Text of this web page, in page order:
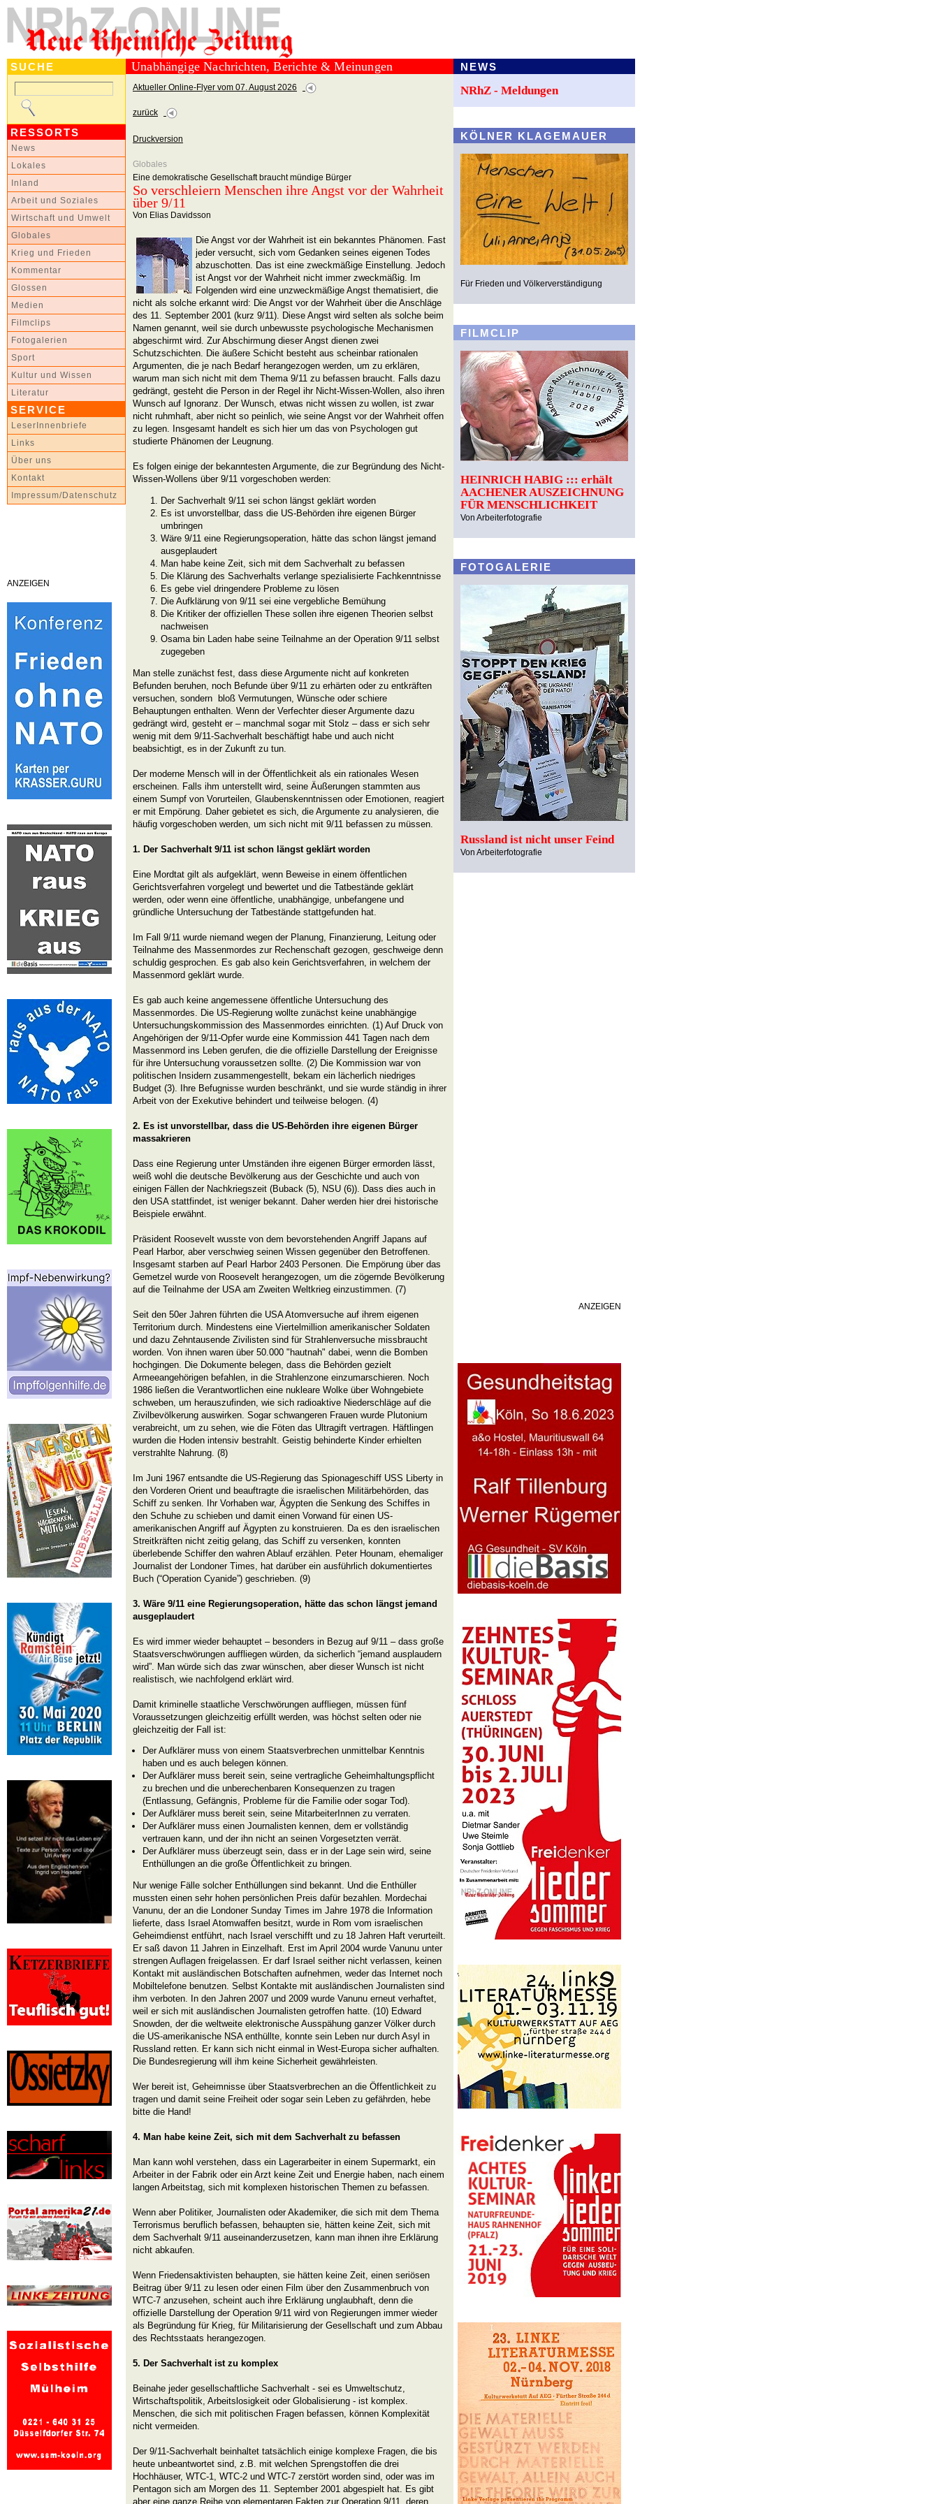
SUCHE
RESSORTS
News
Lokales
Inland
Arbeit und Soziales
Wirtschaft und Umwelt
Globales
Krieg und Frieden
Kommentar
Glossen
Medien
Filmclips
Fotogalerien
Sport
Kultur und Wissen
Literatur
SERVICE
LeserInnenbriefe
Links
Über uns
Kontakt
Impressum/Datenschutz
ANZEIGEN
Unabhängige Nachrichten, Berichte & Meinungen
Aktueller Online-Flyer vom 07. August 2026
zurück
Druckversion
Globales
Eine demokratische Gesellschaft braucht mündige Bürger
So verschleiern Menschen ihre Angst vor der Wahrheit
über 9/11
Von Elias Davidsson
Die Angst vor der Wahrheit ist ein bekanntes Phänomen. Fast
jeder versucht, sich vom Gedanken seines eigenen Todes
abzuschotten. Das ist eine zweckmäßige Einstellung. Jedoch
ist Angst vor der Wahrheit nicht immer zweckmäßig. Im
Folgenden wird eine unzweckmäßige Angst thematisiert, die
nicht als solche erkannt wird: Die Angst vor der Wahrheit über die Anschläge
des 11. September 2001 (kurz 9/11). Diese Angst wird selten als solche beim
Namen genannt, weil sie durch unbewusste psychologische Mechanismen
abgeschirmt wird. Zur Abschirmung dieser Angst dienen zwei
Schutzschichten. Die äußere Schicht besteht aus scheinbar rationalen
Argumenten, die je nach Bedarf herangezogen werden, um zu erklären,
warum man sich nicht mit dem Thema 9/11 zu befassen braucht. Falls dazu
gedrängt, gesteht die Person in der Regel ihr Nicht-Wissen-Wollen, also ihren
Wunsch auf Ignoranz. Der Wunsch, etwas nicht wissen zu wollen, ist zwar
nicht ruhmhaft, aber nicht so peinlich, wie seine Angst vor der Wahrheit offen
zu legen. Insgesamt handelt es sich hier um das von Psychologen gut
studierte Phänomen der Leugnung.
Es folgen einige der bekanntesten Argumente, die zur Begründung des Nicht-
Wissen-Wollens über 9/11 vorgeschoben werden:
Der Sachverhalt 9/11 sei schon längst geklärt worden
Es ist unvorstellbar, dass die US-Behörden ihre eigenen Bürger
umbringen
Wäre 9/11 eine Regierungsoperation, hätte das schon längst jemand
ausgeplaudert
Man habe keine Zeit, sich mit dem Sachverhalt zu befassen
Die Klärung des Sachverhalts verlange spezialisierte Fachkenntnisse
Es gebe viel dringendere Probleme zu lösen
Die Aufklärung von 9/11 sei eine vergebliche Bemühung
Die Kritiker der offiziellen These sollen ihre eigenen Theorien selbst
nachweisen
Osama bin Laden habe seine Teilnahme an der Operation 9/11 selbst
zugegeben
Man stelle zunächst fest, dass diese Argumente nicht auf konkreten
Befunden beruhen, noch Befunde über 9/11 zu erhärten oder zu entkräften
versuchen, sondern bloß Vermutungen, Wünsche oder schiere
Behauptungen enthalten. Wenn der Verfechter dieser Argumente dazu
gedrängt wird, gesteht er – manchmal sogar mit Stolz – dass er sich sehr
wenig mit dem 9/11-Sachverhalt beschäftigt habe und auch nicht
beabsichtigt, es in der Zukunft zu tun.
Der moderne Mensch will in der Öffentlichkeit als ein rationales Wesen
erscheinen. Falls ihm unterstellt wird, seine Äußerungen stammten aus
einem Sumpf von Vorurteilen, Glaubenskenntnissen oder Emotionen, reagiert
er mit Empörung. Daher gebietet es sich, die Argumente zu analysieren, die
häufig vorgeschoben werden, um sich nicht mit 9/11 befassen zu müssen.
1. Der Sachverhalt 9/11 ist schon längst geklärt worden
Eine Mordtat gilt als aufgeklärt, wenn Beweise in einem öffentlichen
Gerichtsverfahren vorgelegt und bewertet und die Tatbestände geklärt
werden, oder wenn eine öffentliche, unabhängige, unbefangene und
gründliche Untersuchung der Tatbestände stattgefunden hat.
Im Fall 9/11 wurde niemand wegen der Planung, Finanzierung, Leitung oder
Teilnahme des Massenmordes zur Rechenschaft gezogen, geschweige denn
schuldig gesprochen. Es gab also kein Gerichtsverfahren, in welchem der
Massenmord geklärt wurde.
Es gab auch keine angemessene öffentliche Untersuchung des
Massenmordes. Die US-Regierung wollte zunächst keine unabhängige
Untersuchungskommission des Massenmordes einrichten. (1) Auf Druck von
Angehörigen der 9/11-Opfer wurde eine Kommission 441 Tagen nach dem
Massenmord ins Leben gerufen, die die offizielle Darstellung der Ereignisse
für ihre Untersuchung voraussetzen sollte. (2) Die Kommission war von
politischen Insidern zusammengestellt, bekam ein lächerlich niedriges
Budget (3). Ihre Befugnisse wurden beschränkt, und sie wurde ständig in ihrer
Arbeit von der Exekutive behindert und teilweise belogen. (4)
2. Es ist unvorstellbar, dass die US-Behörden ihre eigenen Bürger
massakrieren
Dass eine Regierung unter Umständen ihre eigenen Bürger ermorden lässt,
weiß wohl die deutsche Bevölkerung aus der Geschichte und auch von
einigen Fällen der Nachkriegszeit (Buback (5), NSU (6)). Dass dies auch in
den USA stattfindet, ist weniger bekannt. Daher werden hier drei historische
Beispiele erwähnt.
Präsident Roosevelt wusste von dem bevorstehenden Angriff Japans auf
Pearl Harbor, aber verschwieg seinen Wissen gegenüber den Betroffenen.
Insgesamt starben auf Pearl Harbor 2403 Personen. Die Empörung über das
Gemetzel wurde von Roosevelt herangezogen, um die zögernde Bevölkerung
auf die Teilnahme der USA am Zweiten Weltkrieg einzustimmen. (7)
Seit den 50er Jahren führten die USA Atomversuche auf ihrem eigenen
Territorium durch. Mindestens eine Viertelmillion amerikanischer Soldaten
und dazu Zehntausende Zivilisten sind für Strahlenversuche missbraucht
worden. Von ihnen waren über 50.000 "hautnah" dabei, wenn die Bomben
hochgingen. Die Dokumente belegen, dass die Behörden gezielt
Armeeangehörigen befahlen, in die Strahlenzone einzumarschieren. Noch
1986 ließen die Verantwortlichen eine nukleare Wolke über Wohngebiete
schweben, um herauszufinden, wie sich radioaktive Niederschläge auf die
Zivilbevölkerung auswirken. Sogar schwangeren Frauen wurde Plutonium
verabreicht, um zu sehen, wie die Föten das Ultragift vertragen. Häftlingen
wurden die Hoden intensiv bestrahlt. Geistig behinderte Kinder erhielten
verstrahlte Nahrung. (8)
Im Juni 1967 entsandte die US-Regierung das Spionageschiff USS Liberty in
den Vorderen Orient und beauftragte die israelischen Militärbehörden, das
Schiff zu senken. Ihr Vorhaben war, Ägypten die Senkung des Schiffes in
den Schuhe zu schieben und damit einen Vorwand für einen US-
amerikanischen Angriff auf Ägypten zu konstruieren. Da es den israelischen
Streitkräften nicht zeitig gelang, das Schiff zu versenken, konnten
überlebende Schiffer den wahren Ablauf erzählen. Peter Hounam, ehemaliger
Journalist der Londoner Times, hat darüber ein ausführlich dokumentiertes
Buch (“Operation Cyanide”) geschrieben. (9)
3. Wäre 9/11 eine Regierungsoperation, hätte das schon längst jemand
ausgeplaudert
Es wird immer wieder behauptet – besonders in Bezug auf 9/11 – dass große
Staatsverschwörungen auffliegen würden, da sicherlich “jemand ausplaudern
wird”. Man würde sich das zwar wünschen, aber dieser Wunsch ist nicht
realistisch, wie nachfolgend erklärt wird.
Damit kriminelle staatliche Verschwörungen auffliegen, müssen fünf
Voraussetzungen gleichzeitig erfüllt werden, was höchst selten oder nie
gleichzeitig der Fall ist:
Der Aufklärer muss von einem Staatsverbrechen unmittelbar Kenntnis
haben und es auch belegen können.
Der Aufklärer muss bereit sein, seine vertragliche Geheimhaltungspflicht
zu brechen und die unberechenbaren Konsequenzen zu tragen
(Entlassung, Gefängnis, Probleme für die Familie oder sogar Tod).
Der Aufklärer muss bereit sein, seine MitarbeiterInnen zu verraten.
Der Aufklärer muss einen Journalisten kennen, dem er vollständig
vertrauen kann, und der ihn nicht an seinen Vorgesetzten verrät.
Der Aufklärer muss überzeugt sein, dass er in der Lage sein wird, seine
Enthüllungen an die große Öffentlichkeit zu bringen.
Nur wenige Fälle solcher Enthüllungen sind bekannt. Und die Enthüller
mussten einen sehr hohen persönlichen Preis dafür bezahlen. Mordechai
Vanunu, der an die Londoner Sunday Times im Jahre 1978 die Information
lieferte, dass Israel Atomwaffen besitzt, wurde in Rom vom israelischen
Geheimdienst entführt, nach Israel verschifft und zu 18 Jahren Haft verurteilt.
Er saß davon 11 Jahren in Einzelhaft. Erst im April 2004 wurde Vanunu unter
strengen Auflagen freigelassen. Er darf Israel seither nicht verlassen, keinen
Kontakt mit ausländischen Botschaften aufnehmen, weder das Internet noch
Mobiltelefone benutzen. Selbst Kontakte mit ausländischen Journalisten sind
ihm verboten. In den Jahren 2007 und 2009 wurde Vanunu erneut verhaftet,
weil er sich mit ausländischen Journalisten getroffen hatte. (10) Edward
Snowden, der die weltweite elektronische Ausspähung ganzer Völker durch
die US-amerikanische NSA enthüllte, konnte sein Leben nur durch Asyl in
Russland retten. Er kann sich nicht einmal in West-Europa sicher aufhalten.
Die Bundesregierung will ihm keine Sicherheit gewährleisten.
Wer bereit ist, Geheimnisse über Staatsverbrechen an die Öffentlichkeit zu
tragen und damit seine Freiheit oder sogar sein Leben zu gefährden, hebe
bitte die Hand!
4. Man habe keine Zeit, sich mit dem Sachverhalt zu befassen
Man kann wohl verstehen, dass ein Lagerarbeiter in einem Supermarkt, ein
Arbeiter in der Fabrik oder ein Arzt keine Zeit und Energie haben, nach einem
langen Arbeitstag, sich mit komplexen historischen Themen zu befassen.
Wenn aber Politiker, Journalisten oder Akademiker, die sich mit dem Thema
Terrorismus beruflich befassen, behaupten sie, hätten keine Zeit, sich mit
dem Sachverhalt 9/11 auseinanderzusetzen, kann man ihnen ihre Erklärung
nicht abkaufen.
Wenn Friedensaktivisten behaupten, sie hätten keine Zeit, einen seriösen
Beitrag über 9/11 zu lesen oder einen Film über den Zusammenbruch von
WTC-7 anzusehen, scheint auch ihre Erklärung unglaubhaft, denn die
offizielle Darstellung der Operation 9/11 wird von Regierungen immer wieder
als Begründung für Krieg, für Militarisierung der Gesellschaft und zum Abbau
des Rechtsstaats herangezogen.
5. Der Sachverhalt ist zu komplex
Beinahe jeder gesellschaftliche Sachverhalt - sei es Umweltschutz,
Wirtschaftspolitik, Arbeitslosigkeit oder Globalisierung - ist komplex.
Menschen, die sich mit politischen Fragen befassen, können Komplexität
nicht vermeiden.
Der 9/11-Sachverhalt beinhaltet tatsächlich einige komplexe Fragen, die bis
heute unbeantwortet sind, z.B. mit welchen Sprengstoffen die drei
Hochhäuser, WTC-1, WTC-2 und WTC-7 zerstört worden sind, oder was im
Pentagon sich am Morgen des 11. September 2001 abgespielt hat. Es gibt
aber eine ganze Reihe von elementaren Fakten zur Operation 9/11, deren
NEWS
NRhZ - Meldungen
KÖLNER KLAGEMAUER
Für Frieden und Völkerverständigung
FILMCLIP
HEINRICH HABIG ::: erhält
AACHENER AUSZEICHNUNG
FÜR MENSCHLICHKEIT
Von Arbeiterfotografie
FOTOGALERIE
Russland ist nicht unser Feind
Von Arbeiterfotografie
ANZEIGEN